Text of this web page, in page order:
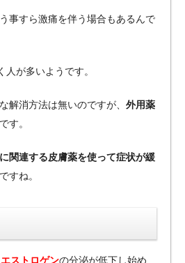
事すら激痛を伴う場合もあるんで
が多いようです。
解消方法は無いのですが、 外用薬
す。
関連する皮膚薬を使って症状が緩
すね。
エストロゲンの分泌が低下し始め